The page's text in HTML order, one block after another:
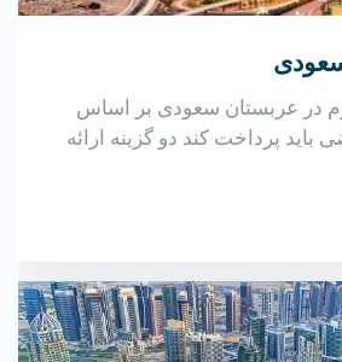
در عربستان سعودی بر اساس
باید پرداخت کند دو گزینه ارائه